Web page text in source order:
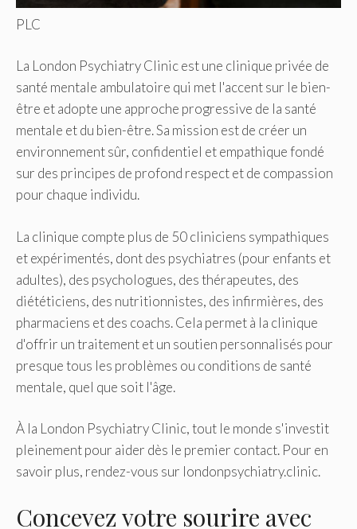
PLC
La London Psychiatry Clinic est une clinique privée de
santé mentale ambulatoire qui met l'accent sur le bien-
être et adopte une approche progressive de la santé
mentale et du bien-être. Sa mission est de créer un
environnement sûr, confidentiel et empathique fondé
sur des principes de profond respect et de compassion
pour chaque individu.
La clinique compte plus de 50 cliniciens sympathiques
et expérimentés, dont des psychiatres (pour enfants et
adultes), des psychologues, des thérapeutes, des
diététiciens, des nutritionnistes, des infirmières, des
pharmaciens et des coachs. Cela permet à la clinique
d'offrir un traitement et un soutien personnalisés pour
presque tous les problèmes ou conditions de santé
mentale, quel que soit l'âge.
À la London Psychiatry Clinic, tout le monde s'investit
pleinement pour aider dès le premier contact. Pour en
savoir plus, rendez-vous sur londonpsychiatry.clinic.
Concevez votre sourire avec